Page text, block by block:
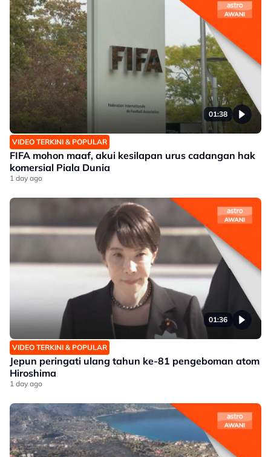
01:38
VIDEO TERKINI & POPULAR
FIFA mohon maaf, akui kesilapan urus cadangan hak
komersial Piala Dunia
1 day ago
01:36
VIDEO TERKINI & POPULAR
Jepun peringati ulang tahun ke-81 pengeboman atom
Hiroshima
1 day ago